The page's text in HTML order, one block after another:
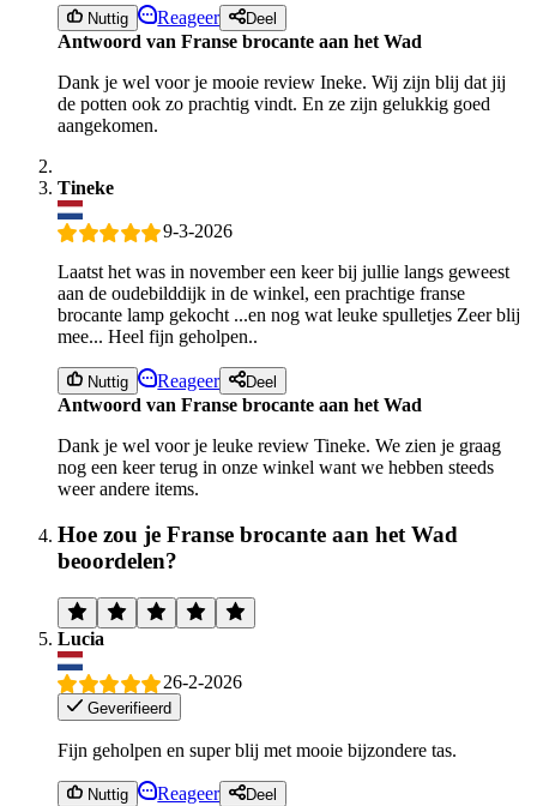
Nuttig Reageer Deel
Antwoord van Franse brocante aan het Wad
Dank je wel voor je mooie review Ineke. Wij zijn blij dat jij
de potten ook zo prachtig vindt. En ze zijn gelukkig goed
aangekomen.
Tineke
9-3-2026
Laatst het was in november een keer bij jullie langs geweest
aan de oudebilddijk in de winkel, een prachtige franse
brocante lamp gekocht ...en nog wat leuke spulletjes Zeer blij
mee... Heel fijn geholpen..
Nuttig Reageer Deel
Antwoord van Franse brocante aan het Wad
Dank je wel voor je leuke review Tineke. We zien je graag
nog een keer terug in onze winkel want we hebben steeds
weer andere items.
Hoe zou je Franse brocante aan het Wad
beoordelen?
Lucia
26-2-2026
Geverifieerd
Fijn geholpen en super blij met mooie bijzondere tas.
Nuttig Reageer Deel